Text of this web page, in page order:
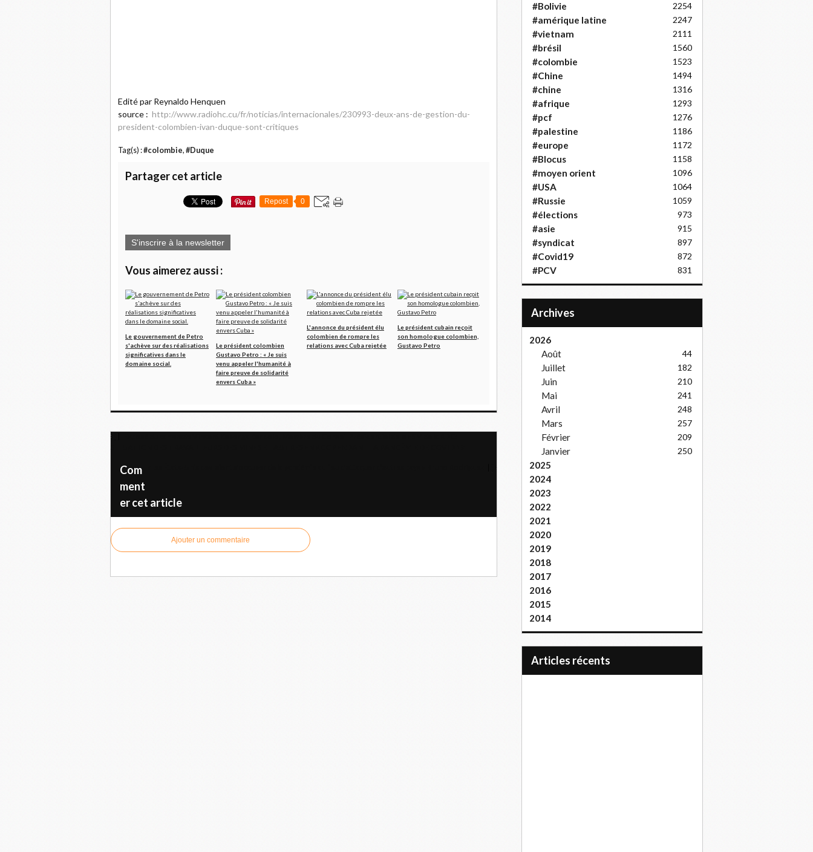
Edité par Reynaldo Henquen
source : http://www.radiohc.cu/fr/noticias/internacionales/230993-deux-ans-de-gestion-du-
president-colombien-ivan-duque-sont-critiques
Tag(s) :#colombie, #Duque
Partager cet article
Repost 0
S'inscrire à la newsletter
Vous aimerez aussi :
Le gouvernement de Petro
s'achève sur des réalisations
significatives dans le
domaine social.
Le président colombien
Gustavo Petro : « Je suis
venu appeler l'humanité à
faire preuve de solidarité
envers Cuba »
L'annonce du président élu
colombien de rompre les
relations avec Cuba rejetée
Le président cubain reçoit
son homologue colombien,
Gustavo Petro
Com
ment
er cet article
Ajouter un commentaire
#Bolivie 2254
#amérique latine 2247
#vietnam 2111
#brésil 1560
#colombie 1523
#Chine 1494
#chine 1316
#afrique 1293
#pcf 1276
#palestine 1186
#europe 1172
#Blocus 1158
#moyen orient 1096
#USA 1064
#Russie 1059
#élections 973
#asie 915
#syndicat 897
#Covid19 872
#PCV 831
Archives
2026
Août
44
Juillet 182
Juin 210
Mai 241
Avril 248
Mars 257
Février 209
Janvier 250
2025
2024
2023
2022
2021
2020
2019
2018
2017
2016
2015
2014
articles récents